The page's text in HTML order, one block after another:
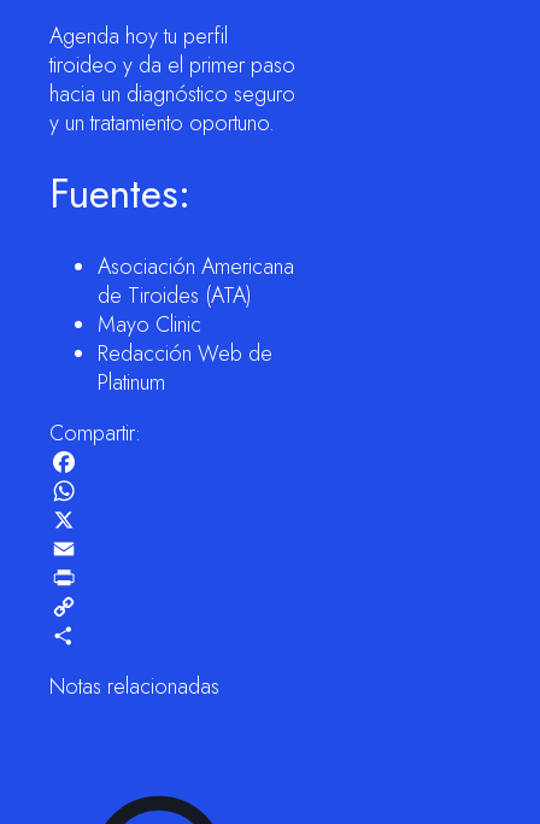
Agenda hoy tu perfil
tiroideo y da el primer paso
hacia un diagnóstico seguro
y un tratamiento oportuno.
Fuentes:
Asociación Americana
de Tiroides (ATA)
Mayo Clinic
Redacción Web de
Platinum
Compartir:
Facebook
WhatsApp
X
Email
Print
Copy
Notas relacionadas